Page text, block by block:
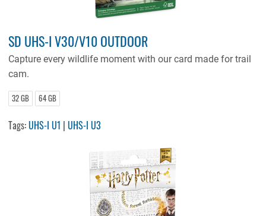
SD UHS-I V30/V10 OUTDOOR
Capture every wildlife moment with our card made for trail
cam.
32 GB 64 GB
Tags:UHS-I U1 |UHS-I U3